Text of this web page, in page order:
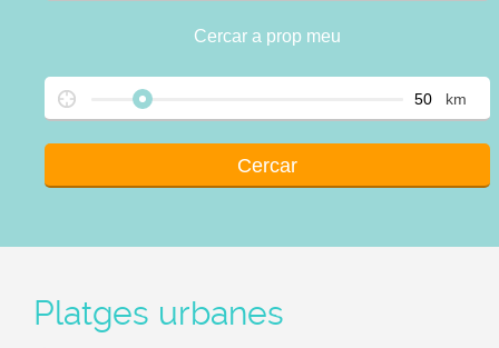
Cercar a prop meu
km
Platges urbanes